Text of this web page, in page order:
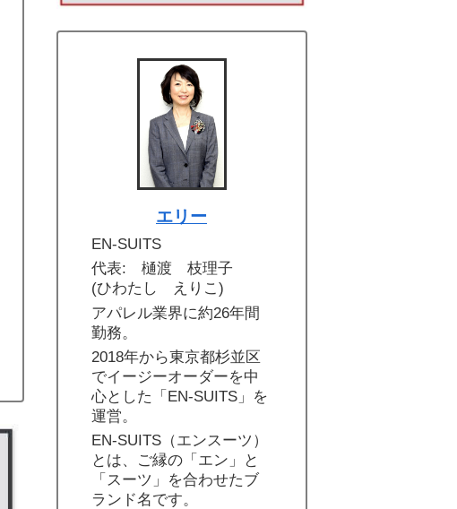
エリー
EN-SUITS
代表: 樋渡 枝理子
(ひわたし えりこ)
アパレル業界に約26年間
勤務。
2018年から東京都杉並区
でイージーオーダーを中
心とした「EN-SUITS」を
運営。
EN-SUITS（エンスーツ）
とは、ご縁の「エン」と
「スーツ」を合わせたブ
ランド名です。